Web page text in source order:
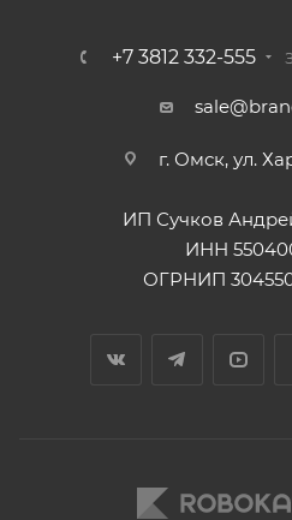
+7 3812 332-555
г. Омск, ул.
ИП Сучков
ИНН
ОГРНИП